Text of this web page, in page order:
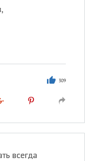
309
всегда
значение